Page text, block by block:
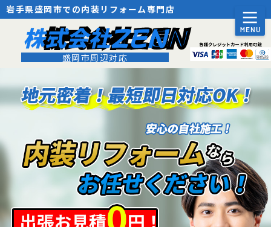
岩手県盛岡市での内装リフォーム専門店
株式会社ZEN
盛岡市周辺対応